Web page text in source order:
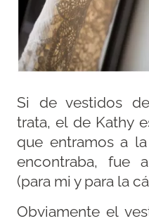
Si de vestidos
trata, el de Kathy
que entramos a
encontraba, fue
(para mi y para la
Obviamente el